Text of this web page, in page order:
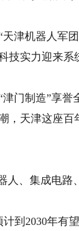
机器人军团
技实力迎来系
门制造”享誉
，天津这座百
、集成电路
到2030年有望